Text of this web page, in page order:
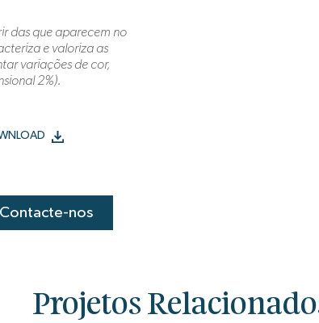
das que aparecem no
e valoriza as
variações de cor,
2%).
Contacte-nos
Projetos